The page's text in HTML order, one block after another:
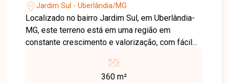
Jardim Sul - Uberlândia/MG
Localizado no bairro Jardim Sul, em Uberlândia-
MG, este terreno está em uma região em
constante crescimento e valorização, com fácil
supermercados, escolas, comércios e diversos
serviços. O Condomínio Aberto Gávea Jardins
360 m²